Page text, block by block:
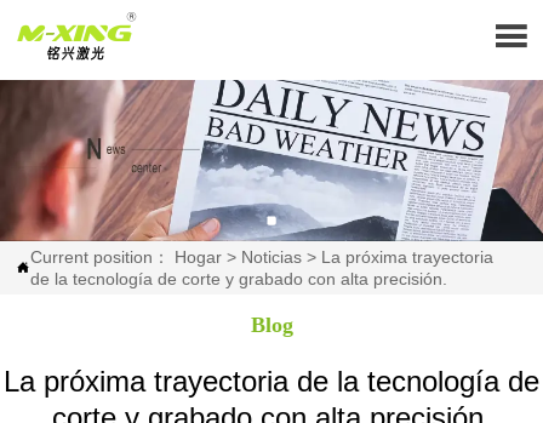


Current position： Hogar > Noticias > La próxima trayectoria
de la tecnología de corte y grabado con alta precisión.
Blog
La próxima trayectoria de la tecnología de